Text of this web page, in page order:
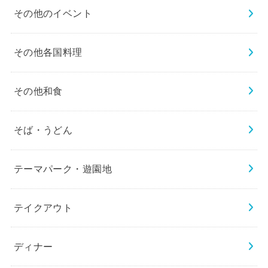
その他のイベント
その他各国料理
その他和食
そば・うどん
テーマパーク・遊園地
テイクアウト
ディナー